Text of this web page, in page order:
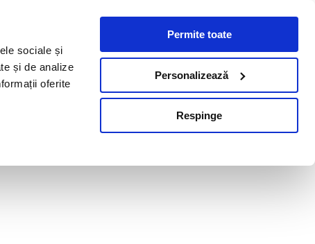
sociale și
și de analize
oferite
Permite toate
Personalizează
Respinge